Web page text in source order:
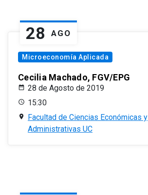
28 AGO
Microeconomía Aplicada
Cecilia Machado, FGV/EPG
28 de Agosto de 2019
15:30
Facultad de Ciencias Económicas y
Administrativas UC